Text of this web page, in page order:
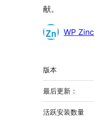
献。
贡
WP Zinc
额
外
信
息
版本
最后更新：
活跃安装数量